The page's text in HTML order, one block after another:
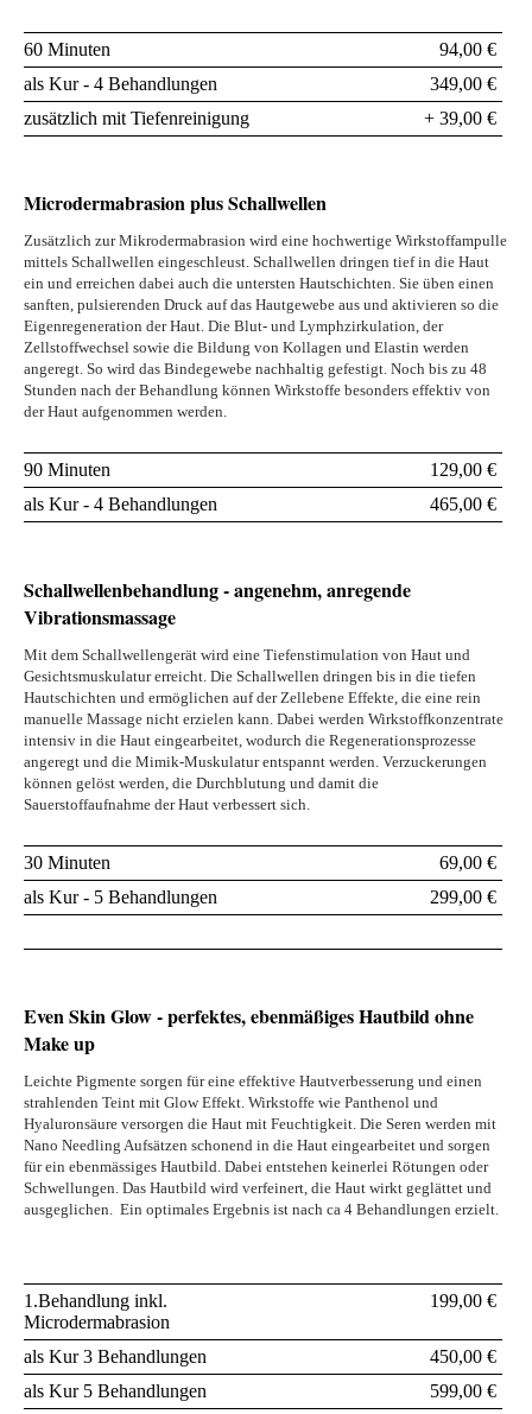
60 Minuten
94,00 €
als Kur - 4 Behandlungen
349,00 €
zusätzlich mit Tiefenreinigung
+ 39,00 €
Microdermabrasion plus Schallwellen
Zusätzlich zur Mikrodermabrasion wird eine hochwertige Wirkstoffampulle
mittels Schallwellen eingeschleust. Schallwellen dringen tief in die Haut
ein und erreichen dabei auch die untersten Hautschichten. Sie üben einen
sanften, pulsierenden Druck auf das Hautgewebe aus und aktivieren so die
Eigenregeneration der Haut. Die Blut- und Lymphzirkulation, der
Zellstoffwechsel sowie die Bildung von Kollagen und Elastin werden
angeregt. So wird das Bindegewebe nachhaltig gefestigt. Noch bis zu 48
Stunden nach der Behandlung können Wirkstoffe besonders effektiv von
der Haut aufgenommen werden.
90 Minuten
129,00 €
als Kur - 4 Behandlungen
465,00 €
Schallwellenbehandlung - angenehm, anregende
Vibrationsmassage
Mit dem Schallwellengerät wird eine Tiefenstimulation von Haut und
Gesichtsmuskulatur erreicht. Die Schallwellen dringen bis in die tiefen
Hautschichten und ermöglichen auf der Zellebene Effekte, die eine rein
manuelle Massage nicht erzielen kann. Dabei werden Wirkstoffkonzentrate
intensiv in die Haut eingearbeitet, wodurch die Regenerationsprozesse
angeregt und die Mimik-Muskulatur entspannt werden. Verzuckerungen
können gelöst werden, die Durchblutung und damit die
Sauerstoffaufnahme der Haut verbessert sich.
30 Minuten
69,00 €
als Kur - 5 Behandlungen
299,00 €
Even Skin Glow - perfektes, ebenmäßiges Hautbild ohne
Make up
Leichte Pigmente sorgen für eine effektive Hautverbesserung und einen
strahlenden Teint mit Glow Effekt. Wirkstoffe wie Panthenol und
Hyaluronsäure versorgen die Haut mit Feuchtigkeit. Die Seren werden mit
Nano Needling Aufsätzen schonend in die Haut eingearbeitet und sorgen
für ein ebenmässiges Hautbild. Dabei entstehen keinerlei Rötungen oder
Schwellungen. Das Hautbild wird verfeinert, die Haut wirkt geglättet und
ausgeglichen. Ein optimales Ergebnis ist nach ca 4 Behandlungen erzielt.
1.Behandlung inkl.
Microdermabrasion
199,00 €
als Kur 3 Behandlungen
450,00 €
als Kur 5 Behandlungen
599,00 €